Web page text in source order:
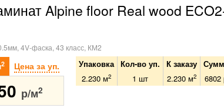
Alpine floor Real wood
4V-фаска, 43 класс, КМ2
2 Цена за уп.
р/м2
Упаковка Кол-во уп. К заказу
2.230 м2 1 шт 2.230 м2 6802